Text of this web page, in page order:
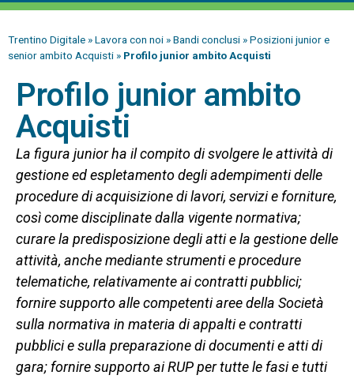
Trentino Digitale »Lavora con noi »Bandi conclusi »Posizioni junior e
senior ambito Acquisti » Profilo junior ambito Acquisti
Profilo junior ambito
Acquisti
La figura junior ha il compito di svolgere le attività di
gestione ed espletamento degli adempimenti delle
procedure di acquisizione di lavori, servizi e forniture,
così come disciplinate dalla vigente normativa;
curare la predisposizione degli atti e la gestione delle
attività, anche mediante strumenti e procedure
telematiche, relativamente ai contratti pubblici;
fornire supporto alle competenti aree della Società
sulla normativa in materia di appalti e contratti
pubblici e sulla preparazione di documenti e atti di
gara; fornire supporto ai RUP per tutte le fasi e tutti